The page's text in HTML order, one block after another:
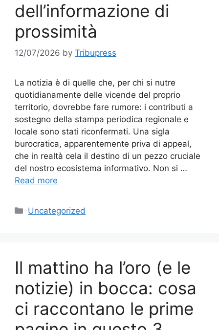
dell’informazione di
prossimità
12/07/2026 by Tribupress
La notizia è di quelle che, per chi si nutre
quotidianamente delle vicende del proprio
territorio, dovrebbe fare rumore: i contributi a
sostegno della stampa periodica regionale e
locale sono stati riconfermati. Una sigla
burocratica, apparentemente priva di appeal,
che in realtà cela il destino di un pezzo cruciale
del nostro ecosistema informativo. Non si …
Read more
Categories
Uncategorized
Il mattino ha l’oro (e le
notizie) in bocca: cosa
ci raccontano le prime